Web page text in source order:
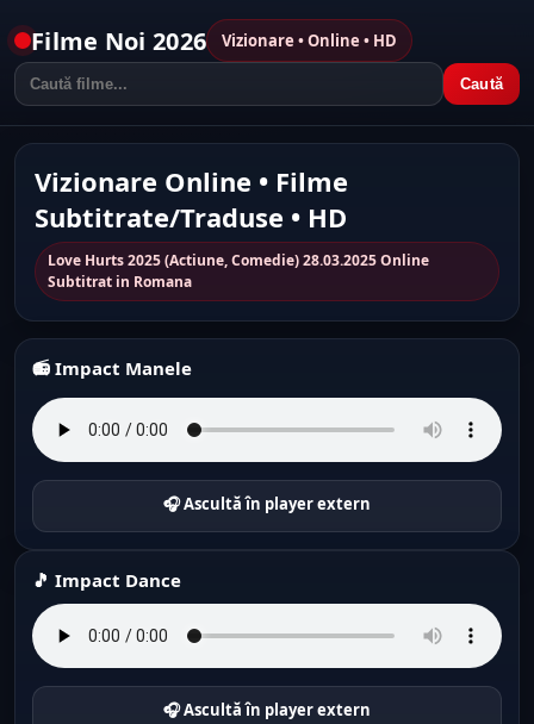
Filme Noi 2026 Vizionare • Online • HD
Caută
Vizionare Online • Filme
Subtitrate/Traduse • HD
Love Hurts 2025 (Actiune, Comedie) 28.03.2025 Online
Subtitrat in Romana
📻 Impact Manele
🎧 Ascultă în player extern
🎵 Impact Dance
🎧 Ascultă în player extern